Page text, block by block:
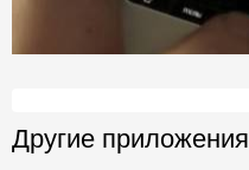
Другие приложения